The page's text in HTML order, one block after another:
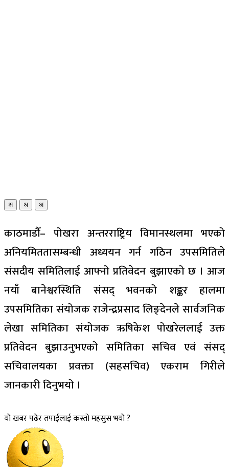
अ अ अ
काठमाडौँ– पोखरा अन्तरराष्ट्रिय विमानस्थलमा भएको
अनियमिततासम्बन्धी अध्ययन गर्न गठिन उपसमितिले
संसदीय समितिलाई आफ्नो प्रतिवेदन बुझाएको छ । आज
नयाँ बानेश्वरस्थिति संसद् भवनको शङ्कर हालमा
उपसमितिका संयोजक राजेन्द्रप्रसाद लिङ्देनले सार्वजनिक
लेखा समितिका संयोजक ऋषिकेश पोखरेललाई उक्त
प्रतिवेदन बुझाउनुभएको समितिका सचिव एवं संसद्
सचिवालयका प्रवक्ता (सहसचिव) एकराम गिरीले
जानकारी दिनुभयो ।
यो खबर पढेर तपाईलाई कस्तो महसुस भयो ?